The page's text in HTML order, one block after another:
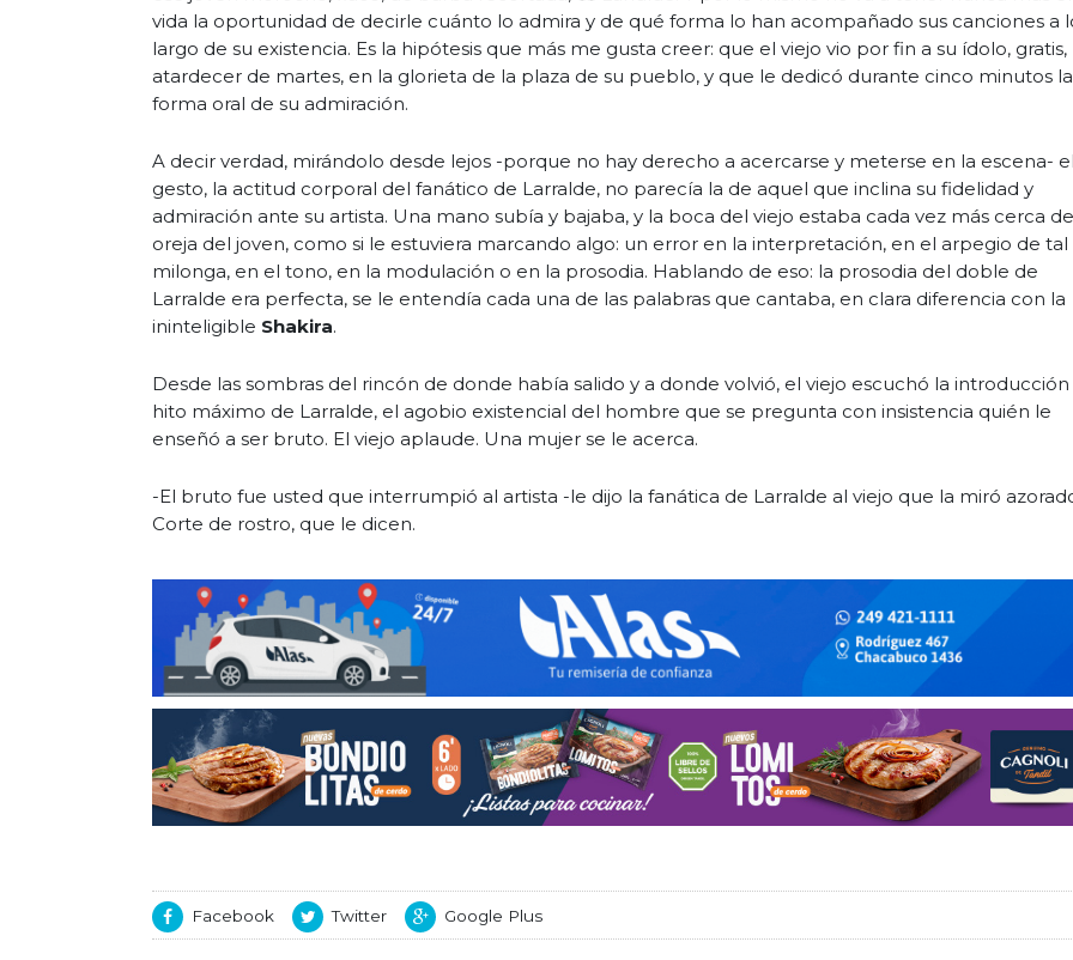
vida la oportunidad de decirle cuánto lo admira y de qué forma lo han acompañado sus canciones a
largo de su existencia. Es la hipótesis que más me gusta creer: que el viejo vio por fin a su ídolo, gratis,
atardecer de martes, en la glorieta de la plaza de su pueblo, y que le dedicó durante cinco minutos la
forma oral de su admiración.
A decir verdad, mirándolo desde lejos -porque no hay derecho a acercarse y meterse en la escena-
gesto, la actitud corporal del fanático de Larralde, no parecía la de aquel que inclina su fidelidad y
admiración ante su artista. Una mano subía y bajaba, y la boca del viejo estaba cada vez más cerca
oreja del joven, como si le estuviera marcando algo: un error en la interpretación, en el arpegio de tal
milonga, en el tono, en la modulación o en la prosodia. Hablando de eso: la prosodia del doble de
Larralde era perfecta, se le entendía cada una de las palabras que cantaba, en clara diferencia con la
ininteligible Shakira.
Desde las sombras del rincón de donde había salido y a donde volvió, el viejo escuchó la
hito máximo de Larralde, el agobio existencial del hombre que se pregunta con insistencia quién le
enseñó a ser bruto. El viejo aplaude. Una mujer se le acerca.
-El bruto fue usted que interrumpió al artista -le dijo la fanática de Larralde al viejo que la miró
Corte de rostro, que le dicen.
Facebook Twitter Google Plus